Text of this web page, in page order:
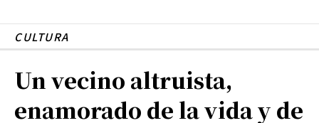
CULTURA
Un vecino altruista,
enamorado de la vida y de